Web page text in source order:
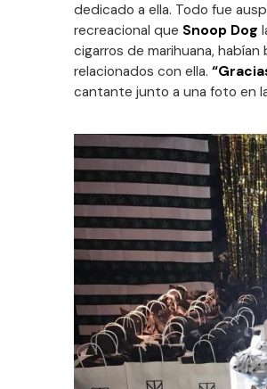
dedicado a ella. Todo fue
recreacional que Snoop Dog
cigarros de marihuana,
relacionados con ella.
cantante junto a una foto en